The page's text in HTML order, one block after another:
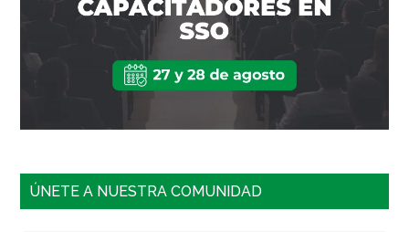
ÚNETE A NUESTRA COMUNIDAD